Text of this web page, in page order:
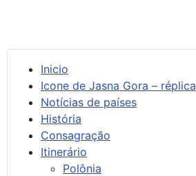
Inicio
Icone de Jasna Gora – réplica
Notícias de países
História
Consagração
Itinerário
Polônia